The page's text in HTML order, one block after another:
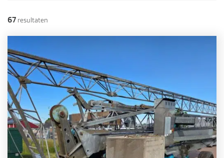
67 resultaten